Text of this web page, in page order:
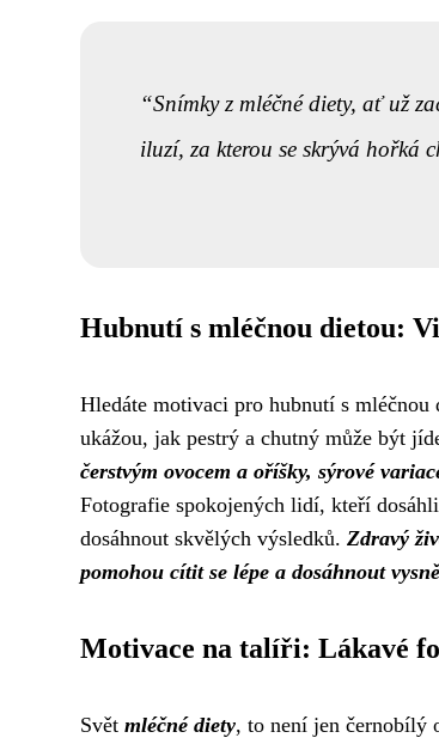
Snímky z mléčné diety, ať už
iluzí, za kterou se skrývá hořká
Hubnutí s mléčnou dietou:
Hledáte motivaci pro hubnutí s
ukážou, jak pestrý a chutný může být
čerstvým ovocem a oříšky, sýrové
Fotografie spokojených lidí, kteří
dosáhnout skvělých výsledků. Zdravý
pomohou cítit se lépe a dosáhnout
Motivace na talíři: Lákavé
Svět mléčné diety, to není jen černobílý